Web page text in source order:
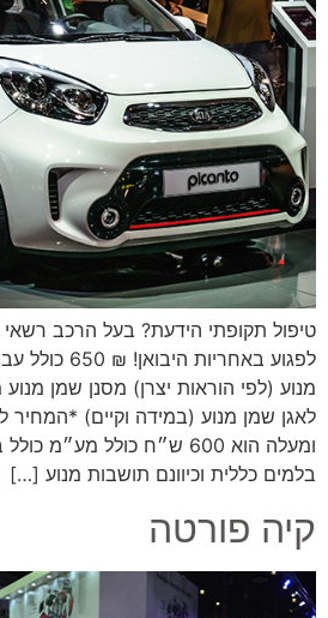
טיפול תקופתי הידעת? בעל הרכב
לפגוע
מנוע (לפי הוראות יצרן) מסנן שמן
ומעלה הוא 600 ש״ח כולל
בלמים כללית וכיוונם תושבות מנוע […]
קיה פורטה